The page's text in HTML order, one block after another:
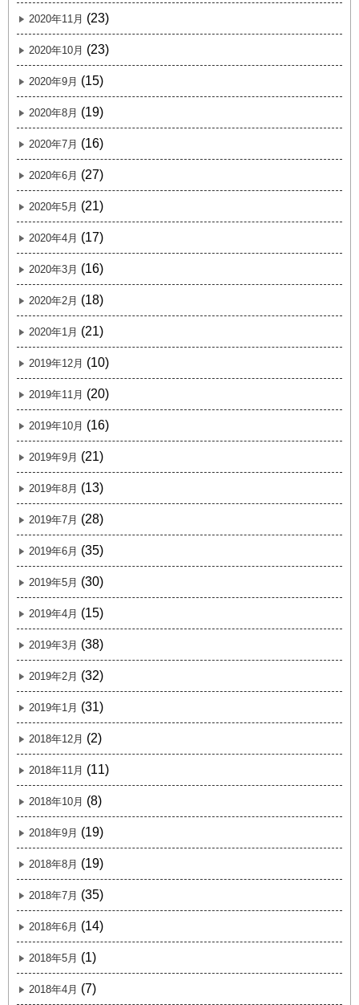
2020年11月 (23)
2020年10月 (23)
2020年9月 (15)
2020年8月 (19)
2020年7月 (16)
2020年6月 (27)
2020年5月 (21)
2020年4月 (17)
2020年3月 (16)
2020年2月 (18)
2020年1月 (21)
2019年12月 (10)
2019年11月 (20)
2019年10月 (16)
2019年9月 (21)
2019年8月 (13)
2019年7月 (28)
2019年6月 (35)
2019年5月 (30)
2019年4月 (15)
2019年3月 (38)
2019年2月 (32)
2019年1月 (31)
2018年12月 (2)
2018年11月 (11)
2018年10月 (8)
2018年9月 (19)
2018年8月 (19)
2018年7月 (35)
2018年6月 (14)
2018年5月 (1)
2018年4月 (7)